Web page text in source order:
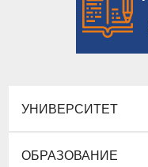
УНИВЕРСИТЕТ
ОБРАЗОВАНИЕ